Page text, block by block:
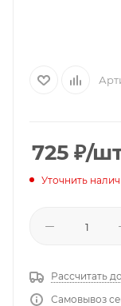
725 ₽/
Уточнить
Рассчитать
Самовывоз